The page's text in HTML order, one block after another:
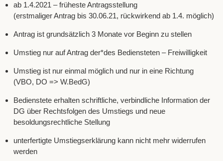
ab 1.4.2021 – früheste Antragsstellung
(erstmaliger Antrag bis 30.06.21, rückwirkend ab 1.4. möglich)
Antrag ist grundsätzlich 3 Monate vor Beginn zu stellen
Umstieg nur auf Antrag der*des Bediensteten – Freiwilligkeit
Umstieg ist nur einmal möglich und nur in eine Richtung
(VBO, DO => W.BedG)
Bedienstete erhalten schriftliche, verbindliche Information der
DG über Rechtsfolgen des Umstiegs und neue
besoldungsrechtliche Stellung
unterfertigte Umstiegserklärung kann nicht mehr widerrufen
werden